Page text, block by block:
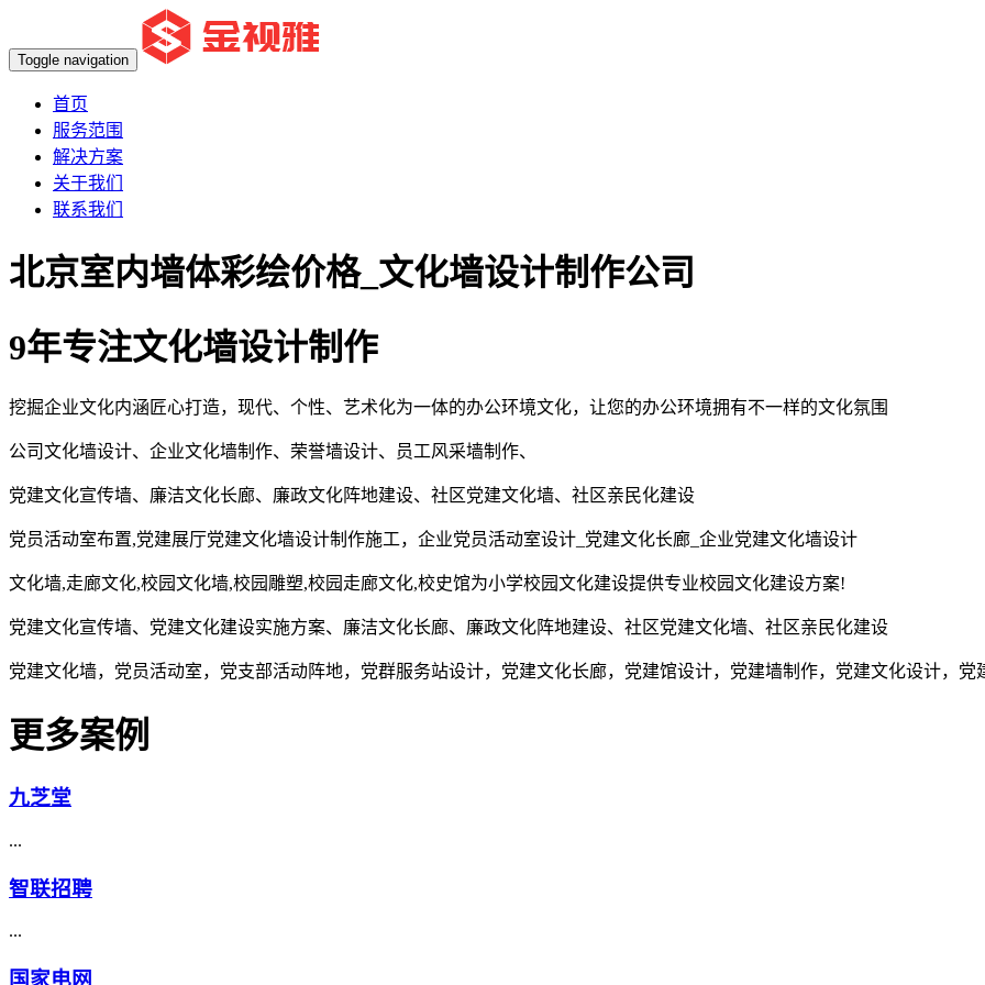
Toggle navigation
首页
服务范围
解决方案
关于我们
联系我们
北京室内墙体彩绘价格_文化墙设计制作公司
9年专注文化墙设计制作
挖掘企业文化内涵匠心打造，现代、个性、艺术化为一体的办公环境文化，让您的办公环境拥有不一样的文化氛围
公司文化墙设计、企业文化墙制作、荣誉墙设计、员工风采墙制作、
党建文化宣传墙、廉洁文化长廊、廉政文化阵地建设、社区党建文化墙、社区亲民化建设
党员活动室布置,党建展厅党建文化墙设计制作施工，企业党员活动室设计_党建文化长廊_企业党建文化墙设计
文化墙,走廊文化,校园文化墙,校园雕塑,校园走廊文化,校史馆为小学校园文化建设提供专业校园文化建设方案!
党建文化宣传墙、党建文化建设实施方案、廉洁文化长廊、廉政文化阵地建设、社区党建文化墙、社区亲民化建设
党建文化墙，党员活动室，党支部活动阵地，党群服务站设计，党建文化长廊，党建馆设计，党建墙制作，党建文化设计，党
更多案例
九芝堂
...
智联招聘
...
国家电网